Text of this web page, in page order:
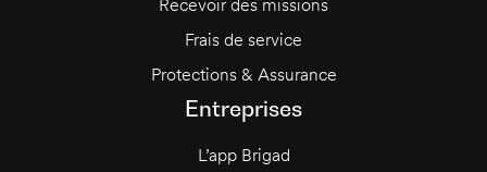
Recevoir des missions
Frais de service
Protections & Assurance
Entreprises
L’app Brigad